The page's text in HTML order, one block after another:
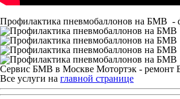
Профилактика пневмобаллонов на БМВ -
Сервис БМВ в Москве Мотортэк -
Все услуги на главной странице